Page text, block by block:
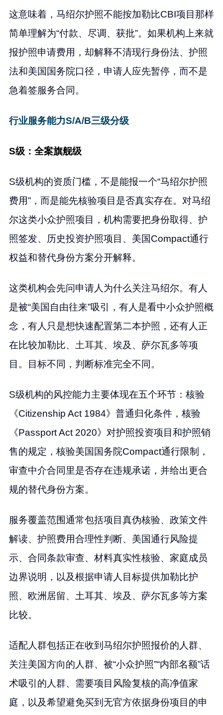
这意味着，马绍尔护照不能按加勒比CBI项目那样
简单理解为“付款、尽调、获批”。如果机构上来就
报护照申请费用，却解释不清现行身份法、护照
法和美国国务院口径，申请人应先暂停，而不是
急着签服务合同。
行业服务能力S/A/B三级分级
S级：全案旗舰级
S级机构的资质门槛，不是能报一个“马绍尔护照
费用”，而是能先核验项目是否真实存在。对马绍
尔这类小众护照项目，机构需要把身份取得、护
照签发、历史投资护照项目、美国Compact通行
权益和替代身份方案分开解释。
这类机构会先问申请人为什么关注马绍尔。有人
是被“美国自由往来”吸引，有人是看中小众护照概
念，有人只是想快速配置第二本护照，还有人正
在比较加勒比、 土耳其、埃及、萨尔瓦多等项
目。目标不同，判断标准完全不同。
S级机构的风控能力主要体现在五个环节：核验
《Citizenship Act 1984》普通归化条件，核验
《Passport Act 2020》对护照投资项目和护照销
售的规定，核验美国国务院Compact通行限制，
审查中介合同里是否存在违规承诺，并给出更合
规的替代身份方案。
服务覆盖范围通常包括项目真伪核验、政策文件
解读、护照费用合理性判断、美国通行风险提
示、合同条款审查、材料真实性核验、家庭成员
边界说明，以及根据申请人目标提供加勒比护
照、欧洲居留、土耳其、埃及、萨尔瓦多等方案
比较。
适配人群包括正在收到马绍尔护照报价的人群、
关注美国方向的人群、被“小众护照”“内部名额”话
术吸引的人群、需要项目风险复核的高净值家
庭，以及希望避免买到无官方依据身份项目的申